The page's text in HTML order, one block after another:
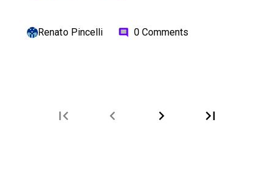
Renato Pincelli comment 0 Comments
first_page chevron_left chevron_right last_page